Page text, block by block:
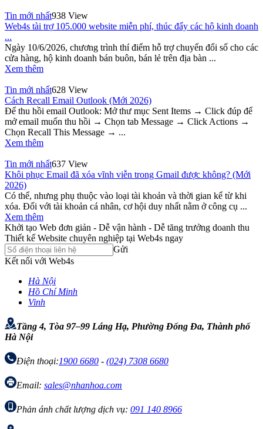
Tin mới nhất938 View
Web4s tài trợ 105.000 website miễn phí, thúc đẩy các hộ kinh doanh
...
Ngày 10/6/2026, chương trình thí điểm hỗ trợ chuyển đổi số cho các
cửa hàng, hộ kinh doanh bán buôn, bán lẻ trên địa bàn ...
Xem thêm
Tin mới nhất628 View
Cách Recall Email Outlook (Mới 2026)
Để thu hồi email Outlook: Mở thư mục Sent Items → Click đúp để
mở email muốn thu hồi → Chọn tab Message → Click Actions →
Chọn Recall This Message → ...
Xem thêm
Tin mới nhất637 View
Khôi phục Email đã xóa vĩnh viễn trong Gmail được không? (Mới
2026)
Có thể, nhưng phụ thuộc vào loại tài khoản và thời gian kể từ khi
xóa. Đối với tài khoản cá nhân, cơ hội duy nhất nằm ở công cụ ...
Xem thêm
Khởi tạo Web đơn giản - Dễ vận hành - Dễ tăng trưởng doanh thu
Thiết kế Website chuyên nghiệp tại Web4s ngay
Gửi
Kết nối với Web4s
Hà Nội
Hồ Chí Minh
Vinh
Tầng 4, Tòa 97–99 Láng Hạ, Phường Đống Đa, Thành phố
Hà Nội
Điện thoại:1900 6680 - (024) 7308 6680
Email: sales@nhanhoa.com
Phản ánh chất lượng dịch vụ: 091 140 8966